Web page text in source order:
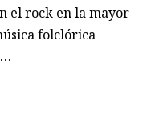
el rock en la mayor
folclórica